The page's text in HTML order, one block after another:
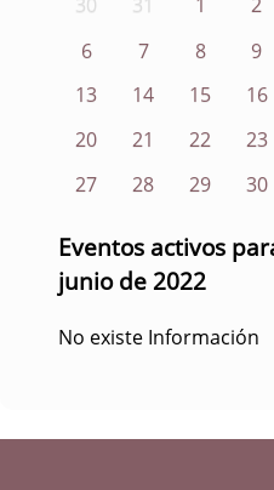
6
7 8 9
13
14 15 16
20
21 22 23
27
28 29 30
Eventos activos
junio de 2022
No existe Información